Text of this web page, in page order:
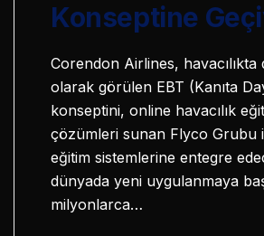
Konseptine
Corendon Airlines, havacılıkta
olarak görülen EBT (Kanıta
konseptini, online havacılık
çözümleri sunan Flyco Grubu
eğitim sistemlerine entegre
dünyada yeni uygulanmaya
milyonlarca…